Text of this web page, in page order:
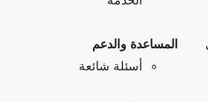
المساعدة والدعم
أسئلة شائعة